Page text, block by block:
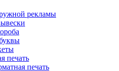
рекламы
печать
печать